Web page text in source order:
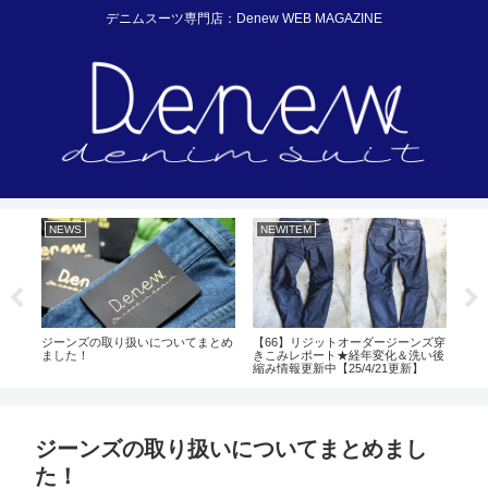
デニムスーツ専門店：Denew WEB MAGAZINE
NEWS
ジーンズの取り扱いについてまとめ
ました！
NEWITEM
【66】リジットオーダージーンズ穿
きこみレポート★経年変化＆洗い後
縮み情報更新中【25/4/21更新】
ジーンズの取り扱いについてまとめまし
た！